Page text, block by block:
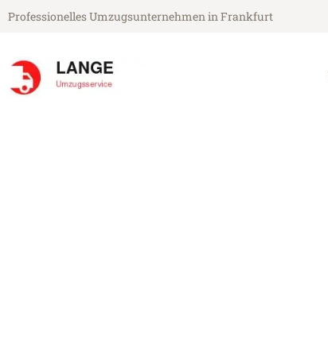
Professionelles Umzugsunternehmen in Frankfurt